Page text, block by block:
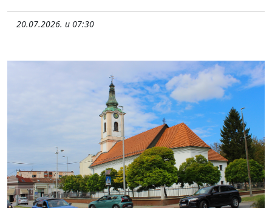
20.07.2026. u 07:30